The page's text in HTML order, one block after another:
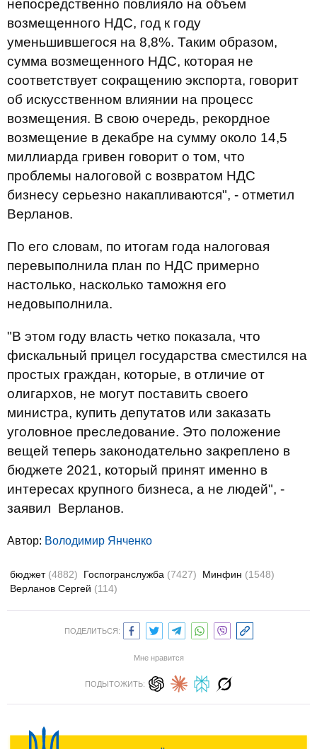
непосредственно повлияло на объем
возмещенного НДС, год к году
уменьшившегося на 8,8%. Таким образом,
сумма возмещенного НДС, которая не
соответствует сокращению экспорта, говорит
об искусственном влиянии на процесс
возмещения. В свою очередь, рекордное
возмещение в декабре на сумму около 14,5
миллиарда гривен говорит о том, что
проблемы налоговой с возвратом НДС
бизнесу серьезно накапливаются", - отметил
Верланов.
По его словам, по итогам года налоговая
перевыполнила план по НДС примерно
настолько, насколько таможня его
недовыполнила.
"В этом году власть четко показала, что
фискальный прицел государства сместился на
простых граждан, которые, в отличие от
олигархов, не могут поставить своего
министра, купить депутатов или заказать
уголовное преследование. Это положение
вещей теперь законодательно закреплено в
бюджете 2021, который принят именно в
интересах крупного бизнеса, а не людей", -
заявил Верланов.
Автор: Володимир Янченко
бюджет (4882) Госпогранслужба (7427) Минфин (1548)
Верланов Сергей (114)
ПОДЕЛИТЬСЯ:
Мне нравится
ПОДЫТОЖИТЬ: